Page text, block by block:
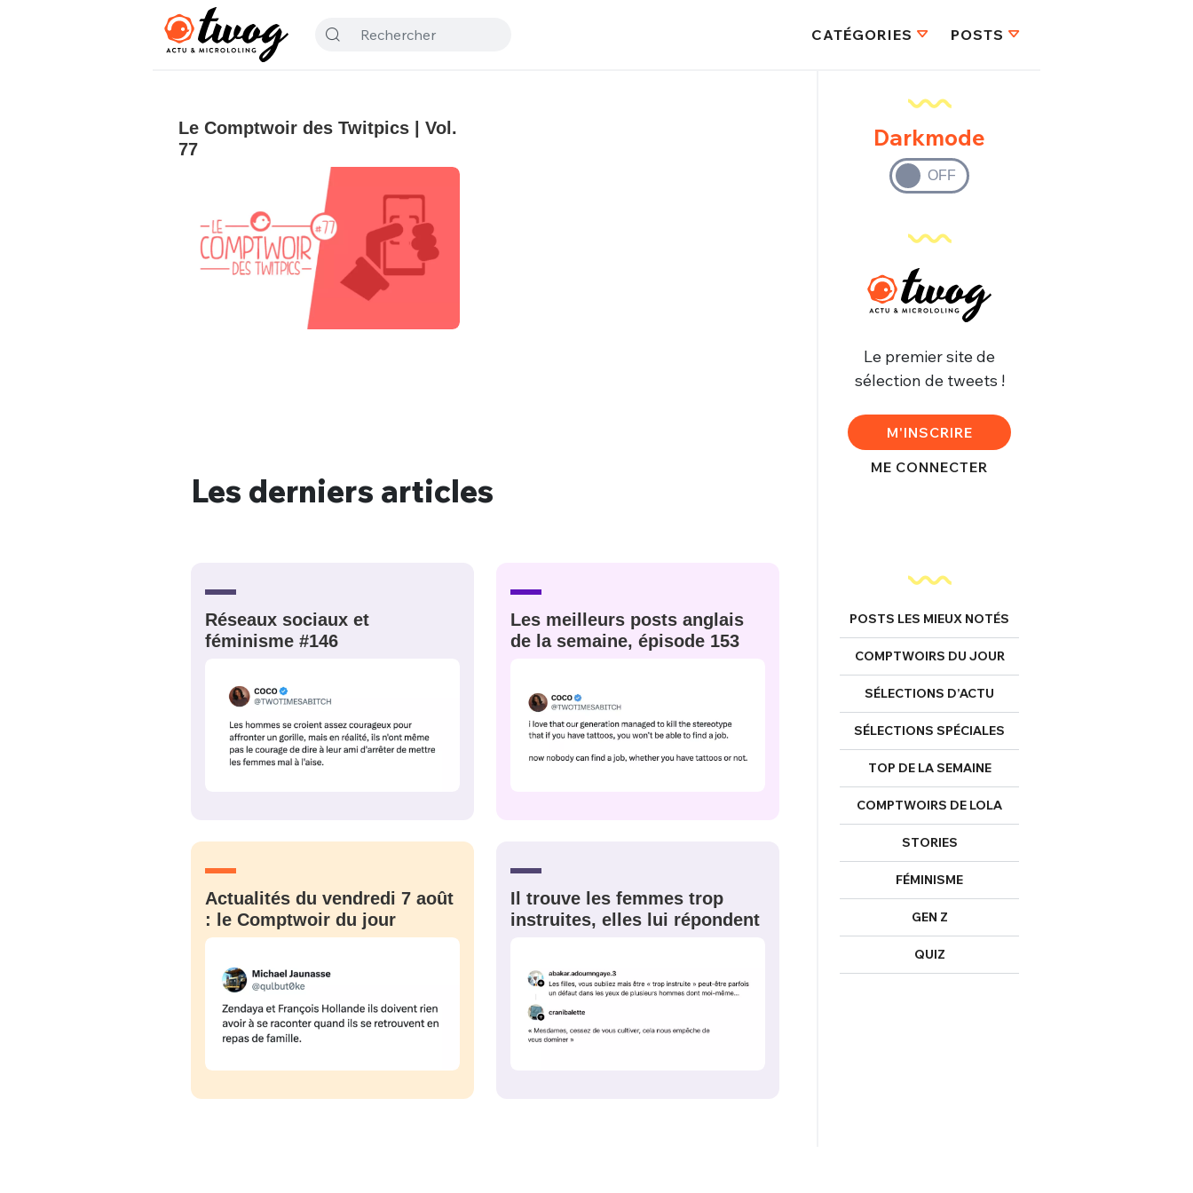
CATÉGORIES POSTS
Le Comptwoir des Twitpics | Vol.
77
Les derniers articles
Réseaux sociaux et
féminisme #146
Les meilleurs posts anglais
de la semaine, épisode 153
Actualités du vendredi 7 août
: le Comptwoir du jour
Il trouve les femmes trop
instruites, elles lui répondent
Darkmode
Le premier site de
sélection de tweets !
M'INSCRIRE
ME CONNECTER
POSTS LES MIEUX NOTÉS
COMPTWOIRS DU JOUR
SÉLECTIONS D’ACTU
SÉLECTIONS SPÉCIALES
TOP DE LA SEMAINE
COMPTWOIRS DE LOLA
STORIES
FÉMINISME
GEN Z
QUIZ
FERMER
Bienvenue !
PSEUDO
PASSWORD*
Mot de passe perdu ?
VOTRE PARTICIPATION
Que souhaitez-vous proposer ?
Quelques
tweets
Ma propre
sélection
Un Thread
C'EST PARTI